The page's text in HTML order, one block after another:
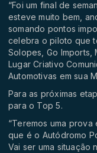
“Foi um final de
esteve muito bem,
somando pontos
celebra o piloto que
Solopes, Go Imports,
Lugar Criativo
Automotivas em sua
Para as próximas
para o Top 5.
“Teremos uma prova
que é o Autódromo
Vai ser uma situação